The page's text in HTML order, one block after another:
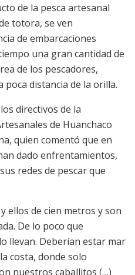
de la pesca artesanal
totora, se ven
de embarcaciones
una gran cantidad de
de los pescadores,
poca distancia de la orilla.
directivos de la
de Huanchaco
quien comentó que en
dado enfrentamientos,
redes de pescar que
ellos de cien metros y son
De lo poco que
llevan. Deberían estar mar
costa, donde solo
nuestros caballitos (…)